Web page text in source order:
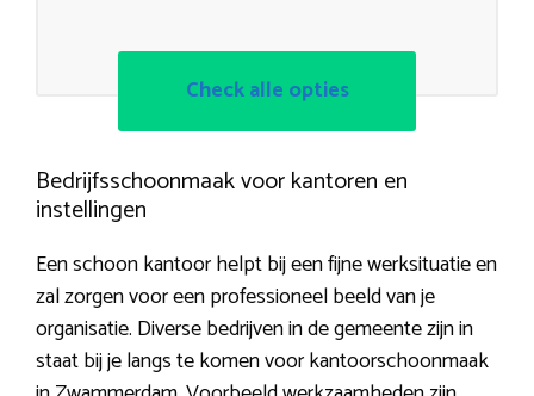
Check alle opties
Bedrijfsschoonmaak voor kantoren en
instellingen
Een schoon kantoor helpt bij een fijne werksituatie en
zal zorgen voor een professioneel beeld van je
organisatie. Diverse bedrijven in de gemeente zijn in
staat bij je langs te komen voor kantoorschoonmaak